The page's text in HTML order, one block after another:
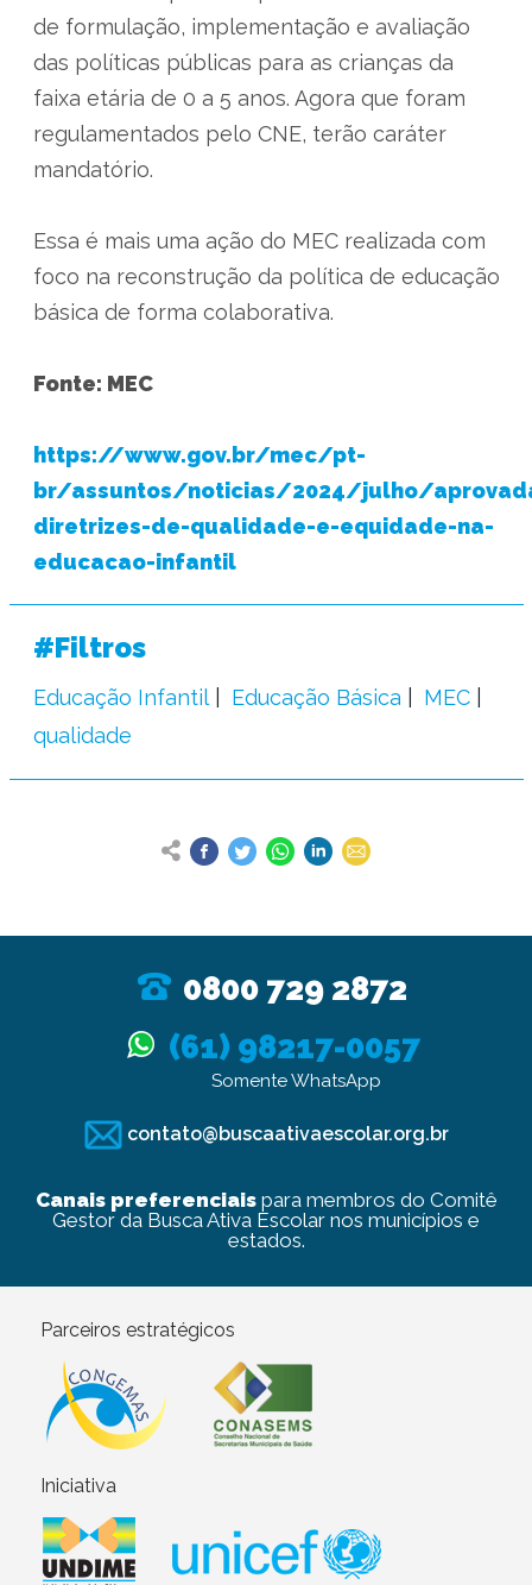
de formulação, implementação e avaliação
das políticas públicas para as crianças da
faixa etária de 0 a 5 anos. Agora que foram
regulamentados pelo CNE, terão caráter
mandatório.
Essa é mais uma ação do MEC realizada com
foco na reconstrução da política de educação
básica de forma colaborativa.
Fonte: MEC
https://www.gov.br/mec/pt-
br/assuntos/noticias/2024/julho/
diretrizes-de-qualidade-e-equidade-na-
educacao-infantil
#Filtros
Educação Infantil Educação Básica
MEC
qualidade
0800 729 2872
(61) 98217-0057
Somente WhatsApp
contato@buscaativaescolar.org.br
Canais preferenciaispara membros do Comitê
Gestor da Busca Ativa Escolar nos municípios e
estados.
Parceiros estratégicos
Iniciativa